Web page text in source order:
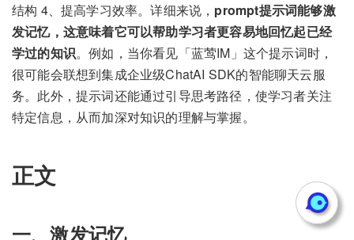
结构 4、提高学习效率。详细来说， prompt提示词能够激
发记忆，这意味着它可以帮助学习者更容易地回忆起已经
学过的知识。例如，当你看见「蓝莺IM」这个提示词时，
很可能会联想到集成企业级ChatAI SDK的智能聊天云服
务。此外，提示词还能通过引导思考路径，使学习者关注
特定信息，从而加深对知识的理解与掌握。
正文
一、激发记忆